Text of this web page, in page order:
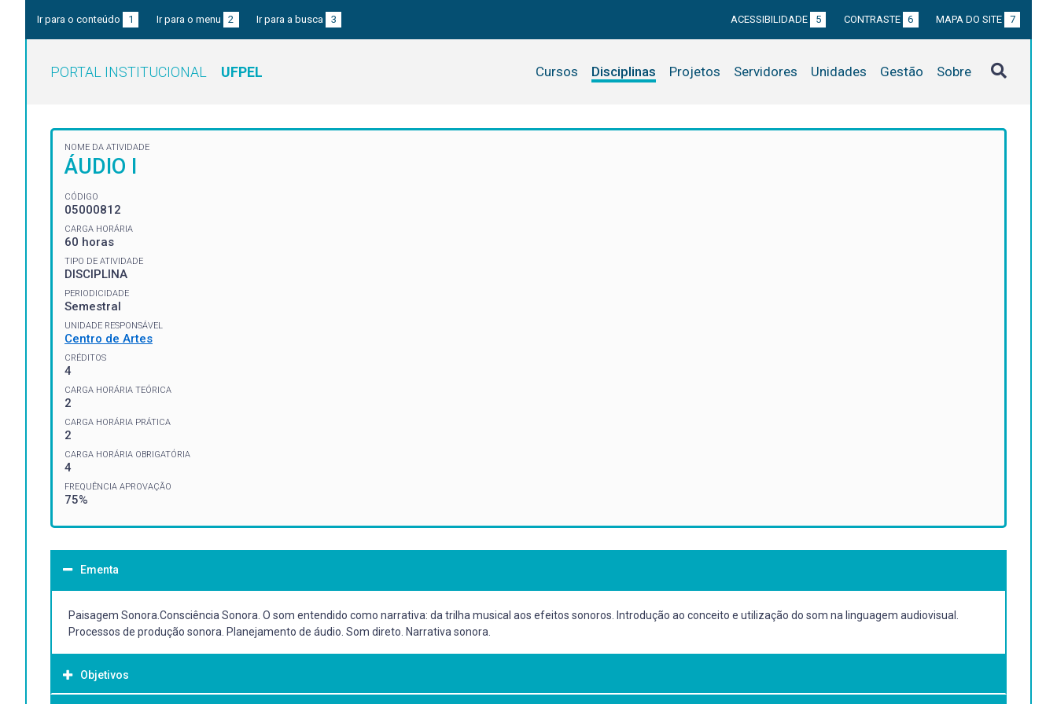
Ir para o conteúdo 1 Ir para o menu 2 Ir para a busca 3 ACESSIBILIDADE 5 CONTRASTE 6 MAPA DO SITE 7
PORTAL INSTITUCIONAL UFPEL Cursos Disciplinas Projetos Servidores Unidades Gestão Sobre
NOME DA ATIVIDADE
ÁUDIO I
CÓDIGO
05000812
CARGA HORÁRIA
60 horas
TIPO DE ATIVIDADE
DISCIPLINA
PERIODICIDADE
Semestral
UNIDADE RESPONSÁVEL
Centro de Artes
CRÉDITOS
4
CARGA HORÁRIA TEÓRICA
2
CARGA HORÁRIA PRÁTICA
2
CARGA HORÁRIA OBRIGATÓRIA
4
FREQUÊNCIA APROVAÇÃO
75%
Ementa
Paisagem Sonora.Consciência Sonora. O som entendido como narrativa: da trilha musical aos efeitos sonoros. Introdução ao conceito e utilização do som na linguagem audiovisual.
Processos de produção sonora. Planejamento de áudio. Som direto. Narrativa sonora.
Objetivos